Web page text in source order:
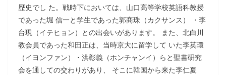
歴史でし た。戦時下においては、山口高等学校英語科教授
であった堀 信一と学生であった郭商珠（カクサンス） ・李
台現（イテヒョン）との出会いがあります。 また、北白川
教会員であった和田正は、当時京大に留学して いた李英環
（イヨンファン）・洪彰義（ホンチャンイ）らと聖書研究
会を通しての交わりがあり、 そこに韓国から来た李仁夏